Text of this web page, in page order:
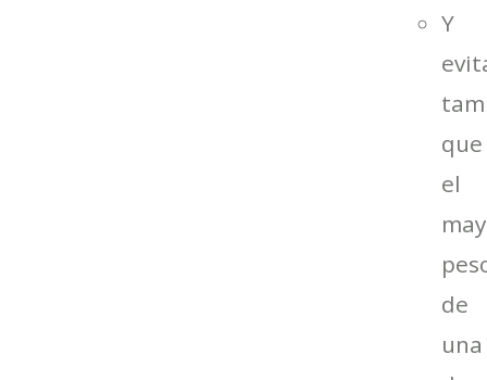
Y
que
el
de
una